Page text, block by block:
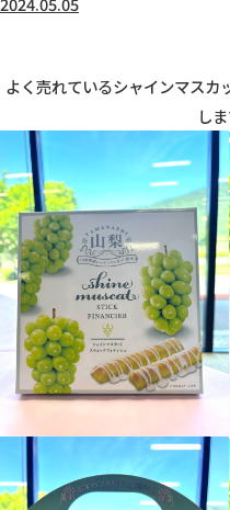
よく売れているシャインマスカ
し